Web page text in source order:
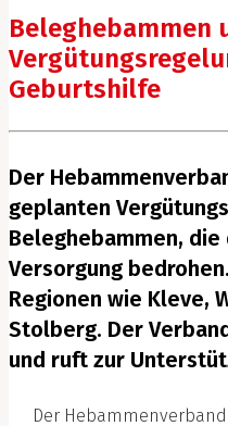
Beleghebammen
Geburtshilfe
Der
geplanten
Beleghebammen,
Versorgung
Regionen wie Kleve,
Stolberg. Der
und ruft zur
Der